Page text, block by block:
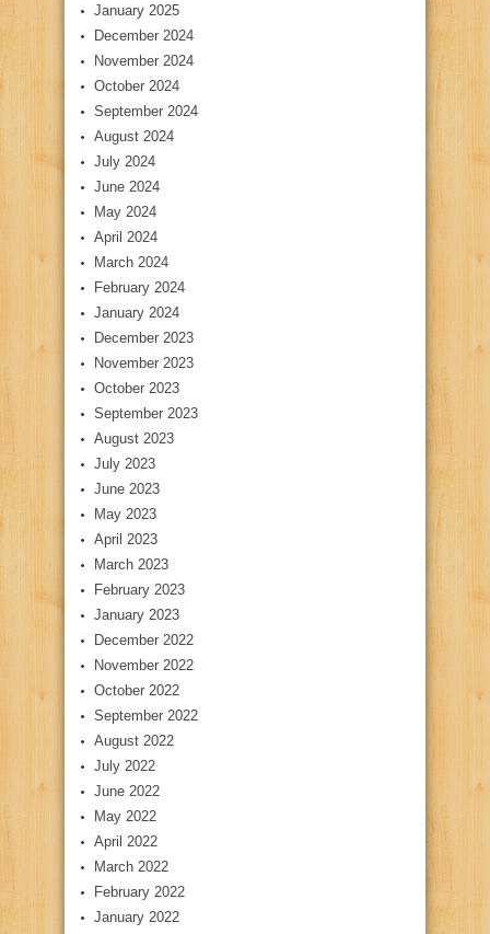
January 2025
December 2024
November 2024
October 2024
September 2024
August 2024
July 2024
June 2024
May 2024
April 2024
March 2024
February 2024
January 2024
December 2023
November 2023
October 2023
September 2023
August 2023
July 2023
June 2023
May 2023
April 2023
March 2023
February 2023
January 2023
December 2022
November 2022
October 2022
September 2022
August 2022
July 2022
June 2022
May 2022
April 2022
March 2022
February 2022
January 2022